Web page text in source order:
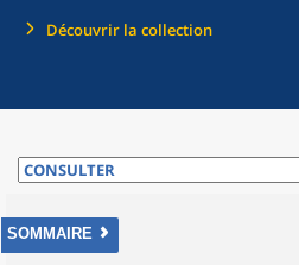
Découvrir la collection
SOMMAIRE